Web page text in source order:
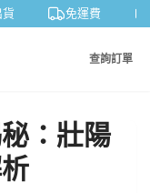
免運費
查詢訂單
：壯陽